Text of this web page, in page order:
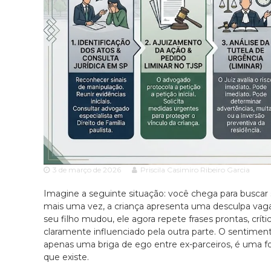
c
i
a
A
v
o
c
a
c
i
e
m
ã
P
u
l
o
e
s
e
c
i
a
l
3 de março de 2026 Priscila Casimiro Ribeiro Garcia
Imagine a seguinte situação: você chega para
mais uma vez, a criança apresenta uma desculpa
seu filho mudou, ele agora repete frases prontas,
claramente influenciado pela outra parte. O
apenas uma briga de ego entre ex-parceiros, é uma
que existe.